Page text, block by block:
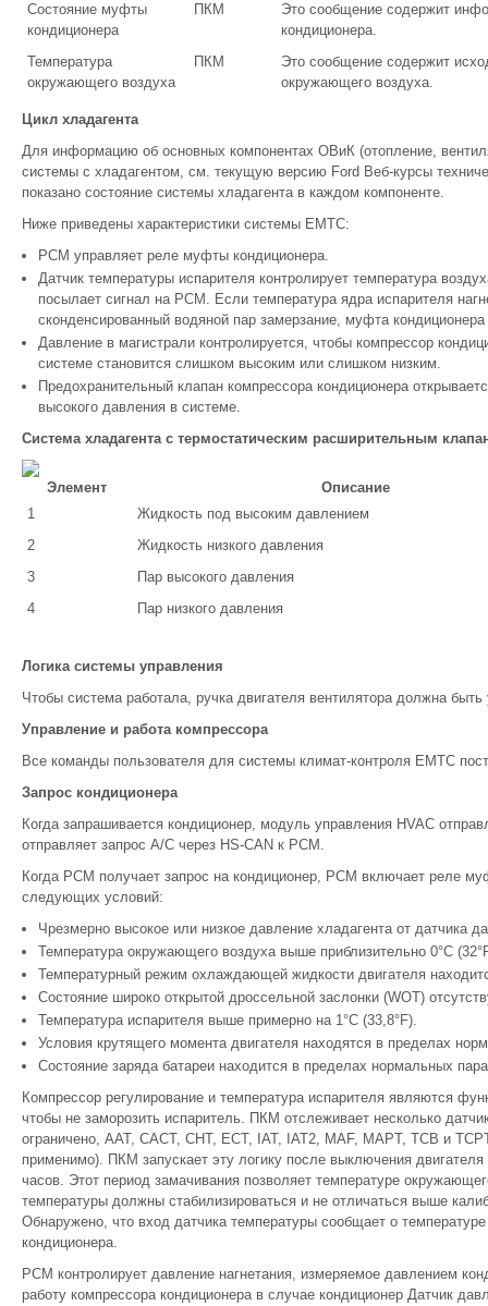
Состояние муфты
кондиционера
ПКМ
Это сообщение содержит
кондиционера.
Температура
окружающего воздуха
ПКМ
Это сообщение содержит
окружающего воздуха.
Цикл хладагента
Для информацию об основных компонентах ОВиК (отопление,
системы с хладагентом, см. текущую версию Ford Веб-курсы
показано состояние системы хладагента в каждом компоненте.
Ниже приведены характеристики системы EMTC:
PCM управляет реле муфты кондиционера.
Датчик температуры испарителя контролирует температура
посылает сигнал на PCM. Если температура ядра испарителя
сконденсированный водяной пар замерзание, муфта
Давление в магистрали контролируется, чтобы компрессор
системе становится слишком высоким или слишком низким.
Предохранительный клапан компрессора кондиционера
высокого давления в системе.
Система хладагента с термостатическим расширительным
Элемент
Описание
1
Жидкость под высоким давлением
2
Жидкость низкого давления
3
Пар высокого давления
4
Пар низкого давления
Логика системы управления
Чтобы система работала, ручка двигателя вентилятора должна
Управление и работа компрессора
Все команды пользователя для системы климат-контроля EMTC
Запрос кондиционера
Когда запрашивается кондиционер, модуль управления HVAC
отправляет запрос A/C через HS-CAN к PCM.
Когда PCM получает запрос на кондиционер, PCM включает реле
следующих условий:
Чрезмерно высокое или низкое давление хладагента от датчика
Температура окружающего воздуха выше приблизительно 0°C
Температурный режим охлаждающей жидкости двигателя
Состояние широко открытой дроссельной заслонки (WOT)
Температура испарителя выше примерно на 1°C (33,8°F).
Условия крутящего момента двигателя находятся в пределах
Состояние заряда батареи находится в пределах нормальных
Компрессор регулирование и температура испарителя являются
чтобы не заморозить испаритель. ПКМ отслеживает несколько
ограничено, AAT, CACT, CHT, ECT, IAT, IAT2, MAF, MAPT, TCB и
применимо). ПКМ запускает эту логику после выключения
часов. Этот период замачивания позволяет температуре
температуры должны стабилизироваться и не отличаться выше
Обнаружено, что вход датчика температуры сообщает о
кондиционера.
PCM контролирует давление нагнетания, измеряемое давлением
работу компрессора кондиционера в случае кондиционер Датчик